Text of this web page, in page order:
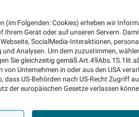
(im Folgenden: Cookies) erheben wir
Ihrem Gerät oder auf unseren Servern.
SocialMedia-Interaktionen,
Analysen. Um dem zuzustimmen,
Sie gleichzeitig gemäß
Unternehmen in oder aus den USA
dass US-Behörden nach US-Recht Zugriff
der europäischen Gesetze verlassen